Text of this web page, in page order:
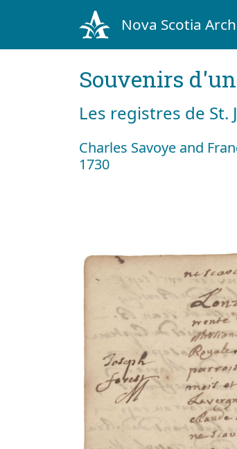
Nova Scotia
Souvenirs
Les registres de St.
Charles Savoye and
1730